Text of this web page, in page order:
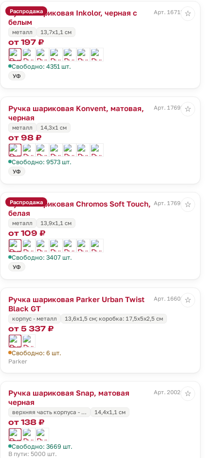
Распродажа
Ручка шариковая Inkolor, черная с
белым
Арт. 16715.60
металл 13,7х1,1 см
от 197 ₽
Свободно: 4351 шт.
УФ
☆
Ручка шариковая Konvent, матовая,
черная
Арт. 17693.30
металл 14,3х1 см
от 98 ₽
Свободно: 9573 шт.
УФ
☆
Распродажа
Ручка шариковая Chromos Soft Touch,
белая
Арт. 17694.60
металл 13,9х1,1 см
от 109 ₽
Свободно: 3407 шт.
УФ
☆
Ручка шариковая Parker Urban Twist
Black GT
Арт. 16608.30
корпус - металл 13,6х1,5 см; коробка: 17,5х5х2,5 см
от 5 337 ₽
Свободно: 6 шт.
Parker
☆
Ручка шариковая Snap, матовая
черная
Арт. 20026.30
верхняя часть корпуса - … 14,4x1,1 см
от 138 ₽
Свободно: 3669 шт.
В пути: 5000 шт.
☆